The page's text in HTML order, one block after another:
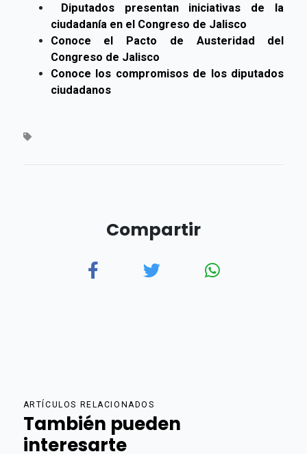
Diputados presentan iniciativas de la
ciudadanía en el Congreso de Jalisco
Conoce el Pacto de Austeridad del
Congreso de Jalisco
Conoce los compromisos de los diputados
ciudadanos
Compartir
ARTÍCULOS RELACIONADOS
También pueden
interesarte